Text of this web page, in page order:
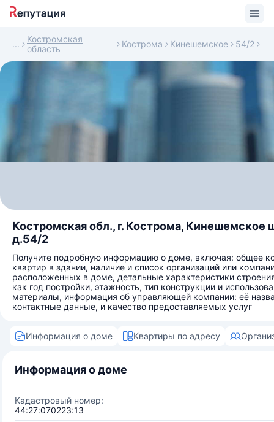
Костромская
область
Кострома Кинешемское 54/2
Костромская обл., г. Кострома, Кинешемское
д.54/2
Получите подробную информацию о доме, включая: общее
квартир в здании, наличие и список организаций или
расположенных в доме, детальные характеристики
как год постройки, этажность, тип конструкции и
материалы, информация об управляющей компании: её
контактные данные, и качество предоставляемых услуг
Информация о доме Квартиры по адресу
Информация о доме
Кадастровый номер:
44:27:070223:13